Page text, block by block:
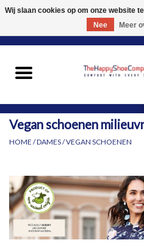
HEREN
VOOR WIE?
MERKEN
Vegan schoenen
HOME /DAMES/VEGAN SCHOENEN
Wij slaan cookies op om onze website
Nee
Meer